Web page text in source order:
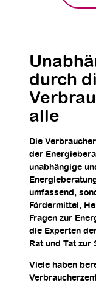
durch
alle
Die
der
unabhängige
umfassend,
Fördermittel,
Fragen zur
die Experten
Rat und Tat zur
Viele haben